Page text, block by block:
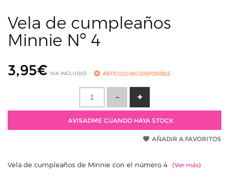
Vela de cumpleaños
Minnie Nº 4
3,95€ IVA INCLUIDO ARTÍCULO NO DISPONIBLE
AVISADME CUANDO HAYA STOCK
AÑADIR A FAVORITOS
Vela de cumpleaños de Minnie con el número 4